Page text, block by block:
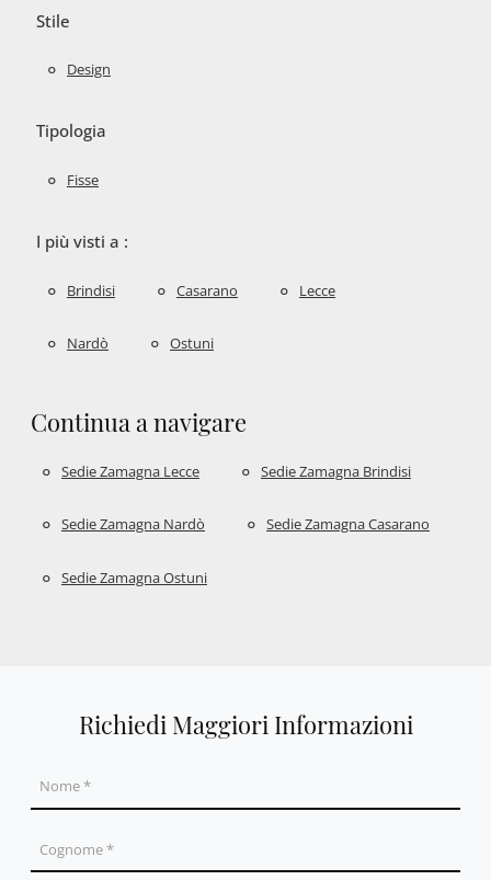
Stile
Design
Tipologia
Fisse
I più visti a :
Brindisi Casarano Lecce
Nardò Ostuni
Continua a navigare
Sedie Zamagna Lecce Sedie Zamagna Brindisi
Sedie Zamagna Nardò Sedie Zamagna Casarano
Sedie Zamagna Ostuni
Richiedi Maggiori Informazioni